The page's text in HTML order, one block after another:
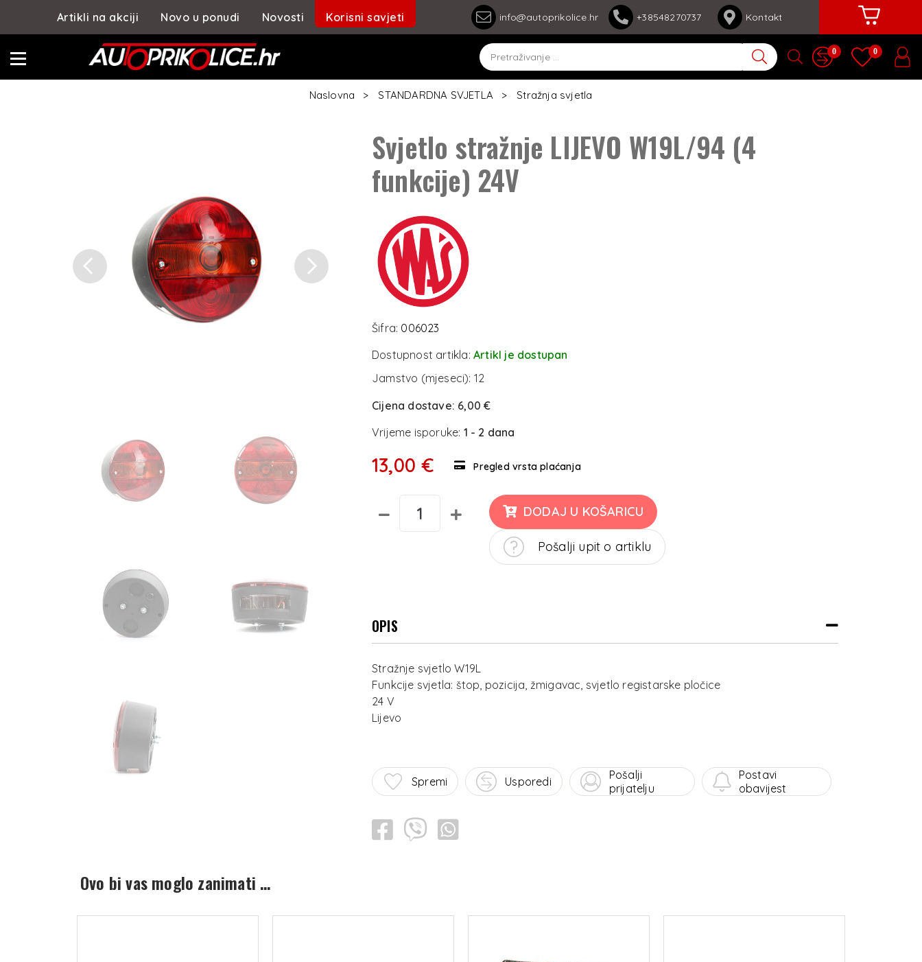
0 0
Artikli na akciji Novo u ponudi Novosti Korisni savjeti info@autoprikolice.hr +38548270737 Kontakt
Naslovna STANDARDNA SVJETLA Stražnja svjetla
Previous Next
Svjetlo stražnje LIJEVO W19L/94 (4
funkcije) 24V
Šifra: 006023
Dostupnost artikla: Artikl je dostupan
Jamstvo (mjeseci): 12
Cijena dostave: 6,00 €
Vrijeme isporuke: 1 - 2 dana
13,00 € Pregled vrsta plaćanja
DODAJ U KOŠARICU
Pošalji upit o artiklu
OPIS
Stražnje svjetlo W19L
Funkcije svjetla: štop, pozicija, žmigavac, svjetlo registarske pločice
24 V
Spremi Usporedi
Pošalji
prijatelju
Postavi
obavijest
Ovo bi vas moglo zanimati …